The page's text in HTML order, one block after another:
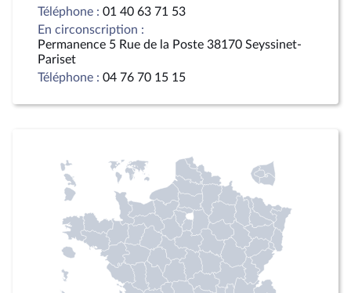
Téléphone : 01 40 63 71 53
En circonscription :
Permanence 5 Rue de la Poste 38170 Seyssinet-
Pariset
Téléphone : 04 76 70 15 15